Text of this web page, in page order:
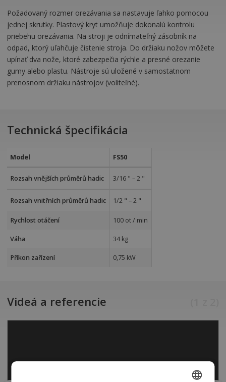
Požadovaný rozmer orezávania sa nastavuje ľahko pomocou
jednej skrutky. Plastový kryt umožňuje dokonalú kontrolu
priebehu orezávania. Na stroji je odnímateľný zásobník na
odpad, ktorý uľahčuje čistenie stroja. Do držiaku nožov môžete
upínať dva nože, ktoré zabezpečia rýchle a presné orezanie
gumy alebo plastu. Nástroje sú uložené v samostatnom
prenosnom držiaku nástrojov (voliteľné).
Technická špecifikácia
Model FS50
Rozsah vnějších průměrů hadic 3/16 " – 2 "
Rozsah vnitřních průměrů hadic 1/2 " – 2 "
Rychlost otáčení 100 ot / min
Váha 34 kg
Příkon zařízení 0,75 kW
Videá a referencie